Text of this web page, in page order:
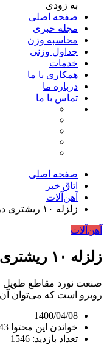
به زودی
صفحه اصلی
مجله خبری
محاسبه وزن
جداول وزنی
خدمات
همکاری با ما
درباره ما
تماس با ما
صفحه اصلی
اتاق خبر
آهن‌آلات
زلزله ۱۰ ریشتری در صنعت نورد کشور
آهن‌آلات
زلزله ۱۰ ریشتری در صنعت نورد کشور
صنعت نورد مقاطع طویل
روبرو است که می‌توان آن را به یک
1400/04/08
خواندن این محتوا 43 ثانیه زمان می‌برد
تعداد بازدید: 1546